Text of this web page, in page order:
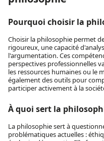
Pourquoi choisir la
Choisir la philosophie permet
rigoureux, une capacité
l'argumentation. Ces
perspectives professionnelles
les ressources humaines ou le
également des outils pour
participer activement à la
À quoi sert la
La philosophie sert à
problématiques actuelles :